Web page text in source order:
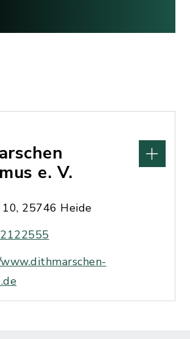
e. V.
25746 Heide